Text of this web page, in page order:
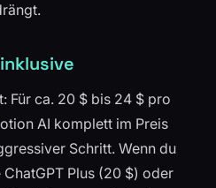
Für ca. 20 $ bis 24 $ pro
AI komplett im Preis
Schritt. Wenn du
Plus (20 $) oder